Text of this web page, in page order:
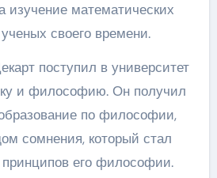
изучение математических
своего времени.
поступил в университет
и философию. Он получил
по философии,
сомнения, который стал
его философии.